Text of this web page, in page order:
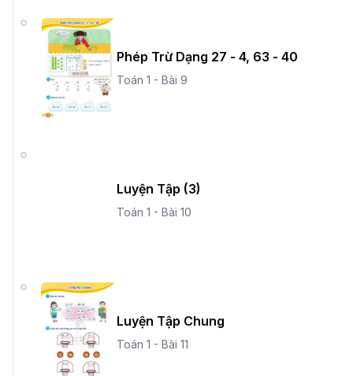
Phép Trừ Dạng 27 - 4, 63 - 40
Toán 1 - Bài 9
Luyện Tập (3)
Toán 1 - Bài 10
Luyện Tập Chung
Toán 1 - Bài 11